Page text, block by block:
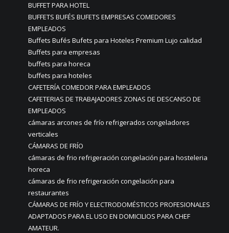
BUFFET PARA HOTEL
BUFFETS BUFÉS BUFETS EMPRESAS COMEDORES
EMPLEADOS
Buffets Bufés Bufets para Hoteles Premium Lujo calidad
Buffets para empresas
buffets para horeca
buffets para hoteles
CAFETERÍA COMEDOR PARA EMPLEADOS
CAFETERIAS DE TRABAJADORES ZONAS DE DESCANSO DE
EMPLEADOS
cámaras arcones de frío refrigerados congeladores
verticales
CÁMARAS DE FRÍO
cámaras de frio refrigeración congelación para hosteleria
horeca
cámaras de frio refrigeración congelación para
restaurantes
CÁMARAS DE FRÍO Y ELECTRODOMÉSTICOS PROFESIONALES
ADAPTADOS PARA EL USO EN DOMICILIOS PARA CHEF
AMATEUR.